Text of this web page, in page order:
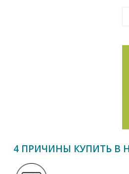
4 ПРИЧИНЫ КУПИТЬ В